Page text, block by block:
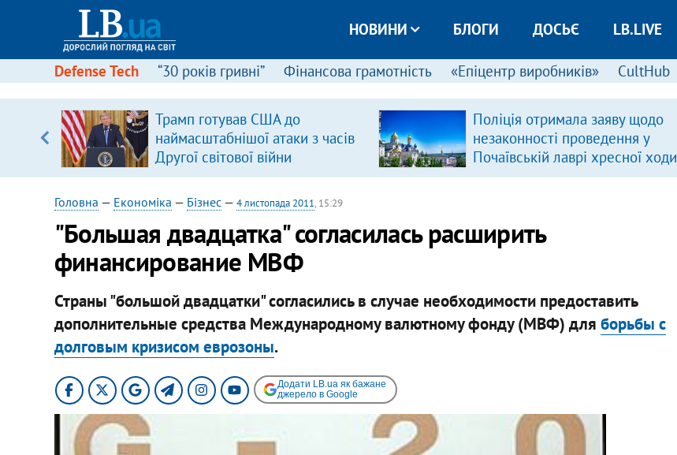
НОВИНИ БЛОГИ ДОСЬЄ LB.LIVE
Defense Tech “30 років гривні” Фінансова грамотність «Епіцентр виробників» CultHub
Трамп готував США до
наймасштабнішої атаки з часів
Другої світової війни
Поліція отримала заяву щодо
незаконності проведення у
Почаївській лаврі хресної ходи
Головна — Економіка — Бізнес— 4 листопада 2011, 15:29
​"Большая двадцатка" согласилась расширить
финансирование МВФ
Страны "большой двадцатки" согласились в случае необходимости предоставить
дополнительные средства Международному валютному фонду (МВФ) для борьбы с
долговым кризисом еврозоны.
Додати LB.ua як бажане
джерело в Google